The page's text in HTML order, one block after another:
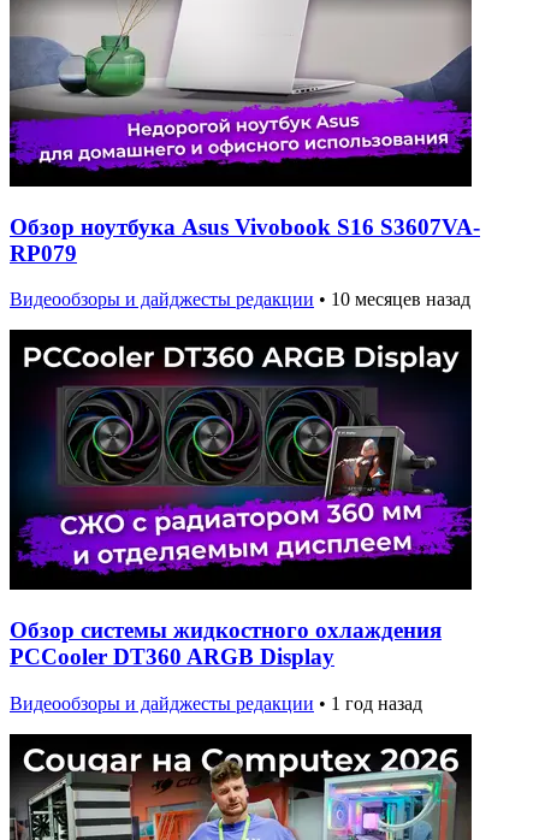
Обзор ноутбука Asus Vivobook S16 S3607VA-
RP079
Видеообзоры и дайджесты редакции • 10 месяцев назад
Обзор системы жидкостного охлаждения
PCCooler DT360 ARGB Display
Видеообзоры и дайджесты редакции • 1 год назад